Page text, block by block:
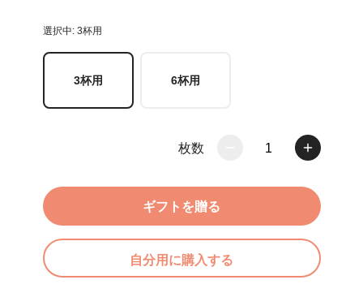
選択中: 3杯用
3杯用 6杯用
枚数 1
ギフトを贈る
自分用に購入する